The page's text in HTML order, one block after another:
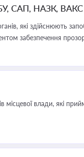
САП, НАЗК, ВАКС
які здійснюють
забезпечення
місцевої влади, які